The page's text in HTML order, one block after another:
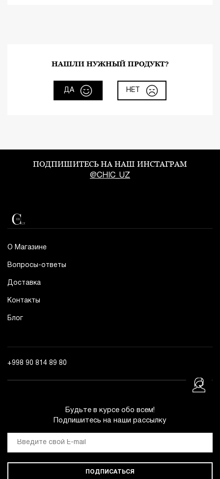
НАШЛИ НУЖНЫЙ ПРОДУКТ?
ДА НЕТ
ПОДПИШИТЕСЬ НА НАШ ИНСТАГРАМ
@CHIC_UZ
О Магазине
Вопросы-ответы
Доставка
Контакты
Блог
+998 90 814 89 80
Будьте в курсе обо всем!
Подпишитесь на наши рассылку
ПОДПИСАТЬСЯ